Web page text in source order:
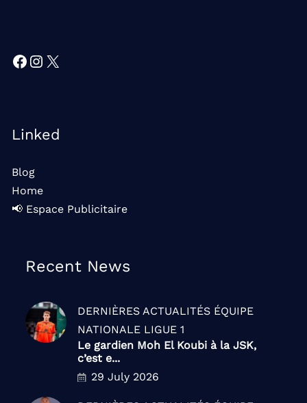
Facebook
Instagram
X
Linked
Blog
Home
📢 Espace Publicitaire
Recent News
DERNIÈRES ACTUALITÉS ÉQUIPE
NATIONALE LIGUE 1
Le gardien Moh El Koubi à la JSK,
c’est e...
29 July 2026